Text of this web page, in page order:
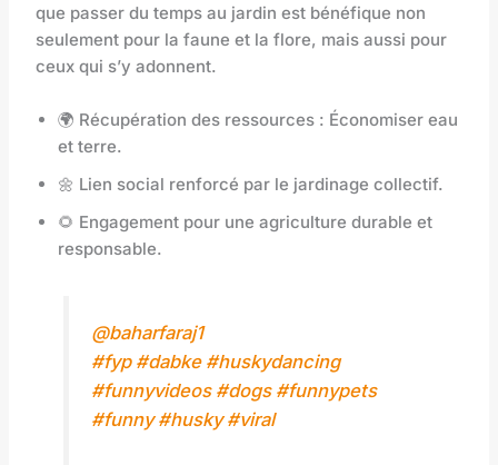
que passer du temps au jardin est bénéfique non
seulement pour la faune et la flore, mais aussi pour
ceux qui s’y adonnent.
🌍 Récupération des ressources : Économiser eau
et terre.
🌼 Lien social renforcé par le jardinage collectif.
🌻 Engagement pour une agriculture durable et
responsable.
@baharfaraj1
#fyp #dabke #huskydancing
#funnyvideos #dogs #funnypets
#funny #husky #viral